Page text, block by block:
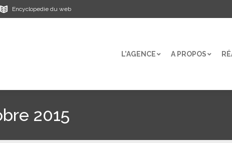
Encyclopedie du web
L’AGENCE A PROPOS
2015